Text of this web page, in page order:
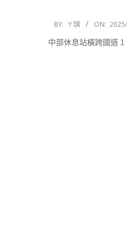
BY: ㄚ琪 ON:
中部休息站橫跨國道